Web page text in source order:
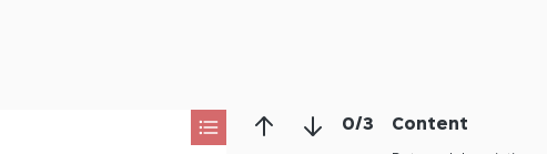
0/3 Content